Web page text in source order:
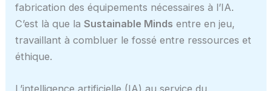
fabrication des équipements nécessaires à l’IA.
C’est là que laSustainable Minds entre en jeu,
travaillant à combluer le fossé entre ressources et
éthique.
L’intelligence artificielle (IA) au service du